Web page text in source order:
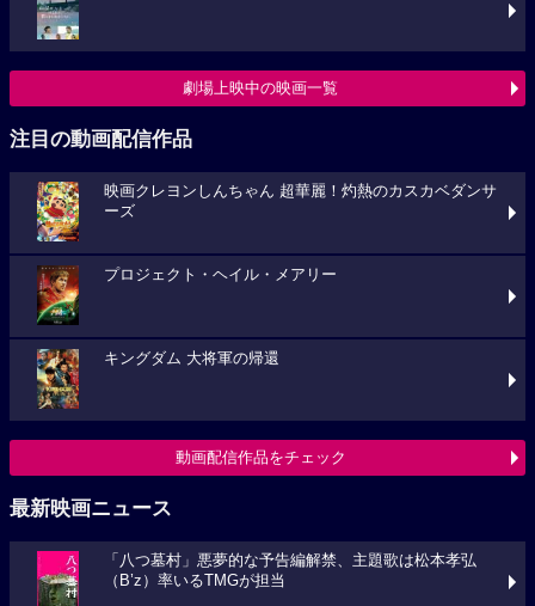
劇場上映中の映画一覧
注目の動画配信作品
映画クレヨンしんちゃん 超華麗！灼熱のカスカベダンサ
ーズ
プロジェクト・ヘイル・メアリー
キングダム 大将軍の帰還
動画配信作品をチェック
最新映画ニュース
「八つ墓村」悪夢的な予告編解禁、主題歌は松本孝弘
（B’z）率いるTMGが担当